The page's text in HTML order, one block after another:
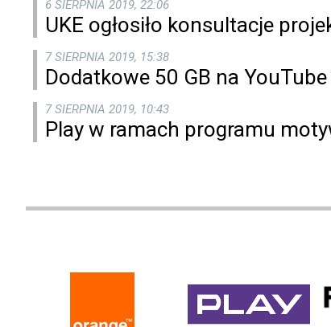
6 SIERPNIA 2019, 22:06
UKE ogłosiło konsultacje
7 SIERPNIA 2019, 15:38
Dodatkowe 50 GB na
7 SIERPNIA 2019, 10:43
Play w ramach programu